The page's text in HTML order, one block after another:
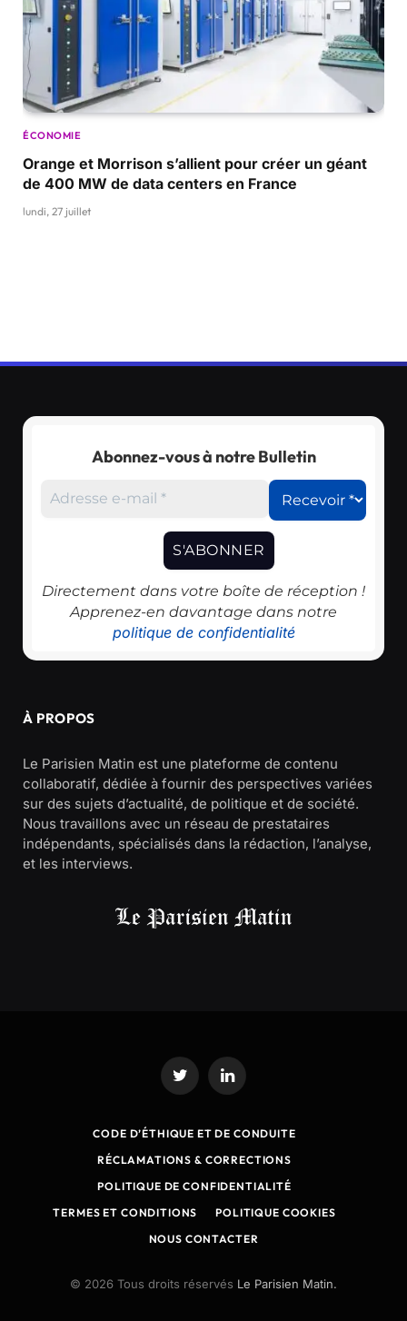
ÉCONOMIE
Orange et Morrison s’allient pour créer un géant
de 400 MW de data centers en France
lundi, 27 juillet
Abonnez-vous à notre Bulletin
Directement dans votre boîte de réception !
Apprenez-en davantage dans notre
politique de confidentialité
À PROPOS
Le Parisien Matin est une plateforme de contenu
collaboratif, dédiée à fournir des perspectives variées
sur des sujets d’actualité, de politique et de société.
Nous travaillons avec un réseau de prestataires
indépendants, spécialisés dans la rédaction, l’analyse,
et les interviews.
Twitter LinkedIn
CODE D’ÉTHIQUE ET DE CONDUITE
RÉCLAMATIONS & CORRECTIONS
POLITIQUE DE CONFIDENTIALITÉ
TERMES ET CONDITIONS
POLITIQUE COOKIES
NOUS CONTACTER
© 2026 Tous droits réservés Le Parisien Matin.